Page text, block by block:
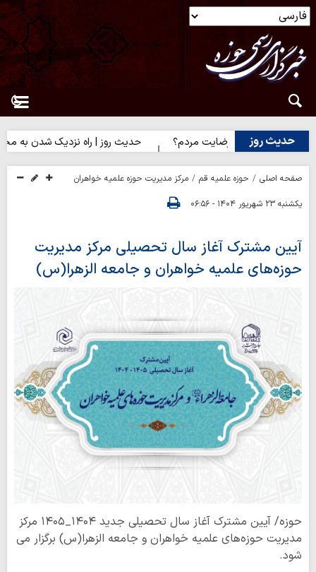
حدیث روز
خدا یا رضایت مردم؟ حدیث روز | راه نزدیک شدن به محبت
صفحه اصلی حوزه علمیه قم
مرکز مدیریت حوزه علمیه خواهران
یکشنبه ۲۳ شهریور ۱۴۰۴ - ۰۶:۵۶
آیین مشترک آغاز سال تحصیلی مرکز مدیریت
حوزه‌های علمیه خواهران و جامعه الزهرا(س)
حوزه/ آیین مشترک آغاز سال تحصیلی جدید ۱۴۰۴_۱۴۰۵ مرکز
مدیریت حوزه‌های علمیه خواهران و جامعه الزهرا(س) برگزار می
شود.